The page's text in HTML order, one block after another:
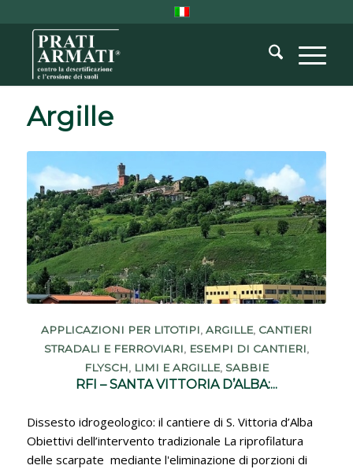
Argille
APPLICAZIONI PER LITOTIPI, ARGILLE, CANTIERI
STRADALI E FERROVIARI, ESEMPI DI CANTIERI,
FLYSCH, LIMI E ARGILLE, SABBIE
RFI – SANTA VITTORIA D’ALBA:...
Dissesto idrogeologico: il cantiere di S. Vittoria d’Alba
Obiettivi dell’intervento tradizionale La riprofilatura
delle scarpate mediante l'eliminazione di porzioni di